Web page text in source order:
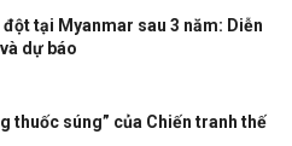
tại Myanmar sau 3 năm: Diễn
dự báo
thuốc súng” của Chiến tranh thế